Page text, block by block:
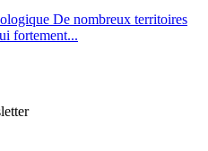
De nombreux territoires
fortement...